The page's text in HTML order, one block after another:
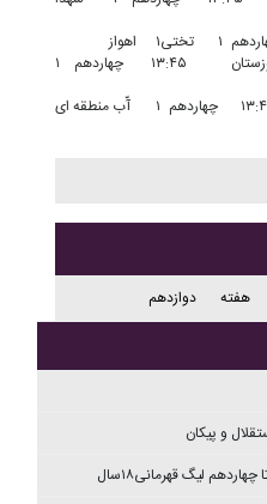
۱ تختی۱
اهواز
۱۳:۴۵ چهاردهم
۱
چهاردهم ۱
آّب منطقه ای
هفته دوازدهم
و پیکان
ليگ قهرمانی۱۸سال